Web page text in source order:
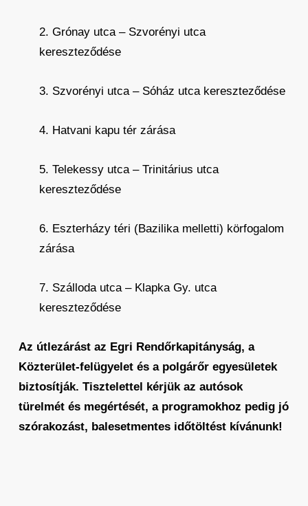
2. Grónay utca – Szvorényi utca
kereszteződése
3. Szvorényi utca – Sóház utca kereszteződése
4. Hatvani kapu tér zárása
5. Telekessy utca – Trinitárius utca
kereszteződése
6. Eszterházy téri (Bazilika melletti) körfogalom
zárása
7. Szálloda utca – Klapka Gy. utca
kereszteződése
Az útlezárást az Egri Rendőrkapitányság, a
Közterület-felügyelet és a polgárőr egyesületek
biztosítják. Tisztelettel kérjük az autósok
türelmét és megértését, a programokhoz pedig jó
szórakozást, balesetmentes időtöltést kívánunk!